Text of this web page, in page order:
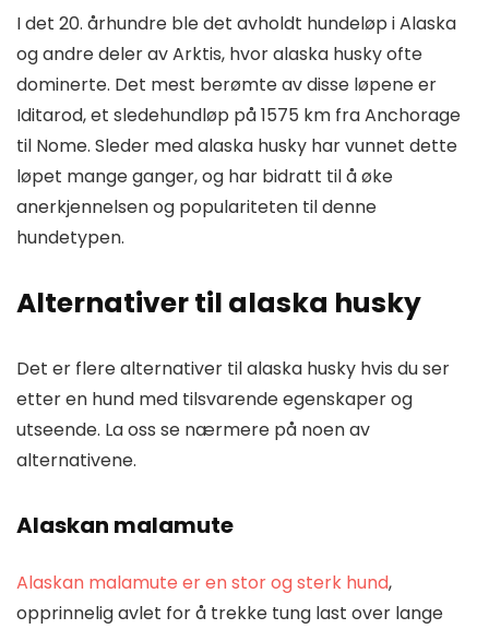
I det 20. århundre ble det avholdt hundeløp i Alaska
og andre deler av Arktis, hvor alaska husky ofte
dominerte. Det mest berømte av disse løpene er
Iditarod, et sledehundløp på 1575 km fra Anchorage
til Nome. Sleder med alaska husky har vunnet dette
løpet mange ganger, og har bidratt til å øke
anerkjennelsen og populariteten til denne
hundetypen.
Alternativer til alaska husky
Det er flere alternativer til alaska husky hvis du ser
etter en hund med tilsvarende egenskaper og
utseende. La oss se nærmere på noen av
alternativene.
Alaskan malamute
Alaskan malamute er en stor og sterk hund,
opprinnelig avlet for å trekke tung last over lange